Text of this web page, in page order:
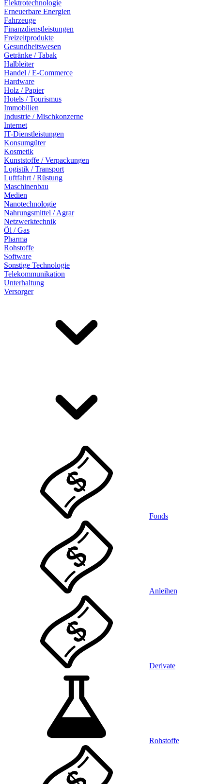
Elektrotechnologie
Erneuerbare Energien
Fahrzeuge
Finanzdienstleistungen
Freizeitprodukte
Gesundheitswesen
Getränke / Tabak
Halbleiter
Handel / E-Commerce
Hardware
Holz / Papier
Hotels / Tourismus
Immobilien
Industrie / Mischkonzerne
Internet
IT-Dienstleistungen
Konsumgüter
Kosmetik
Kunststoffe / Verpackungen
Logistik / Transport
Luftfahrt / Rüstung
Maschinenbau
Medien
Nanotechnologie
Nahrungsmittel / Agrar
Netzwerktechnik
Öl / Gas
Pharma
Rohstoffe
Software
Sonstige Technologie
Telekommunikation
Unterhaltung
Versorger
Fonds
Anleihen
Derivate
Rohstoffe